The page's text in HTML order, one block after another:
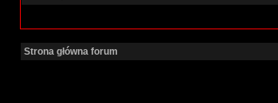
Strona główna forum